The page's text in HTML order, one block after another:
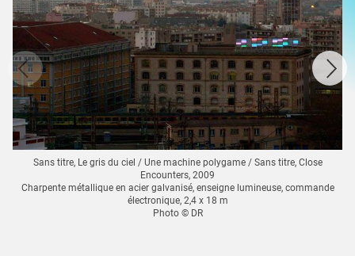
Sans titre, Le gris du ciel / Une machine polygame / Sans titre, Close
Encounters, 2009
Charpente métallique en acier galvanisé, enseigne lumineuse, commande
électronique, 2,4 x 18 m
Photo © DR